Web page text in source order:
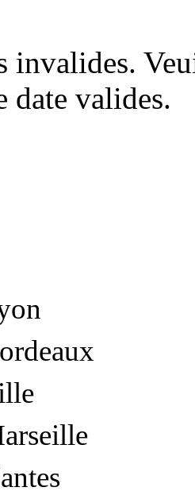
invalides.
date valides.